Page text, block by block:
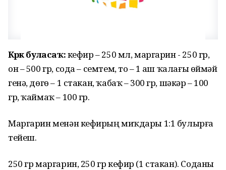
Кәрәк буласаҡ:кефир – 250 мл, маргарин - 250 гр,
он – 500 гр, сода – семтем, тоҙ – 1 аш ҡалағы өймәй
генә, дөгө – 1 стакан, ҡабаҡ – 300 гр, шәкәр – 100
гр, ҡаймаҡ – 100 гр.
Маргарин менән кефирҙың миҡдары 1:1 булырға
тейеш.
250 гр маргарин, 250 гр кефир (1 стакан). Соданы